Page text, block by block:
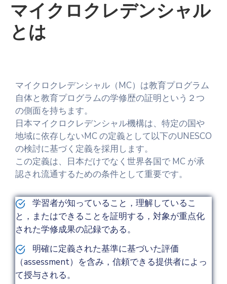
マイクロクレデンシャル
とは
マイクロクレデンシャル（MC）は教育プログラム
自体と教育プログラムの学修歴の証明という２つ
の側面を持ちます。
日本マイクロクレデンシャル機構は、特定の国や
地域に依存しないMC の定義として以下のUNESCO
の検討に基づく定義を採用します。
この定義は、日本だけでなく世界各国で MC が承
認され流通するための条件として重要です。
学習者が知っていること，理解しているこ
と，またはできることを証明する，対象が重点化
された学修成果の記録である。
明確に定義された基準に基づいた評価
（assessment）を含み，信頼できる提供者によっ
て授与される。